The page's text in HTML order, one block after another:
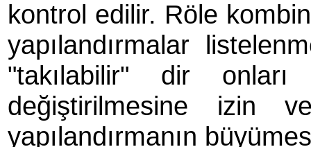
kontrol edilir. Röle
yapılandırmalar
"takılabilir" dir
değiştirilmesine izin
yapılandırmanın